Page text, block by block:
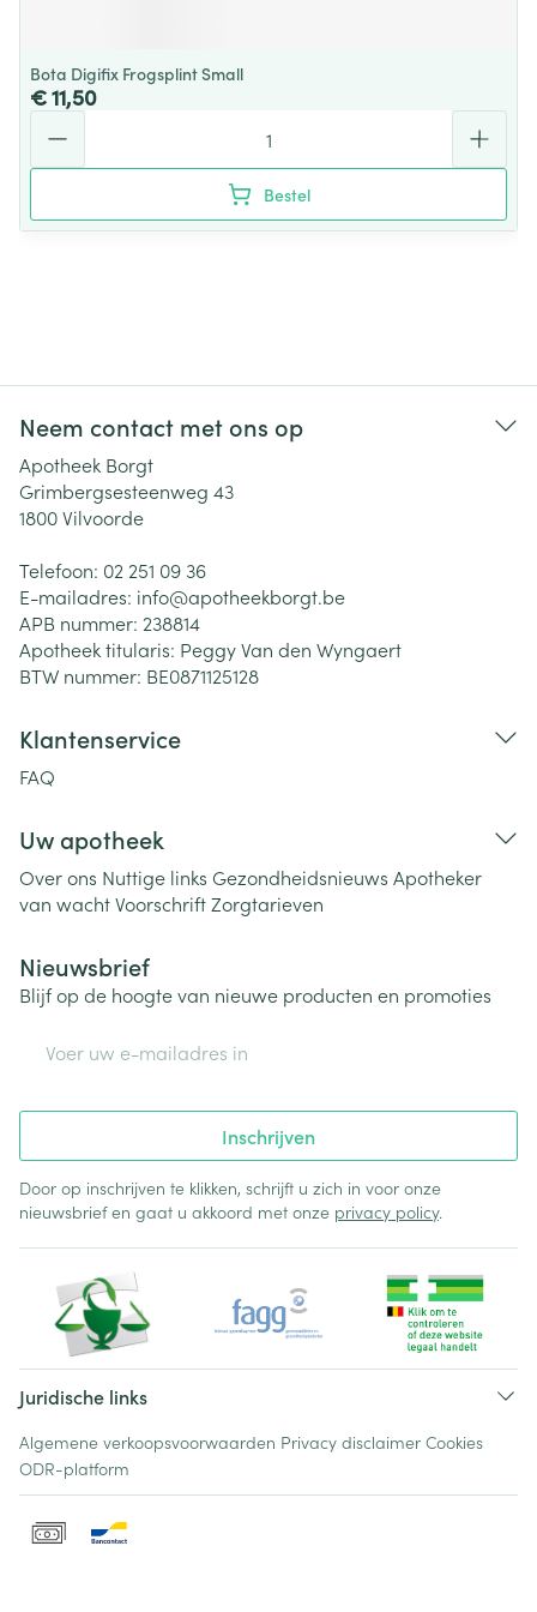
Bota Digifix Frogsplint Small
€ 11,50
Bestel
Neem contact met ons op
Apotheek Borgt
Grimbergsesteenweg 43
1800Vilvoorde
Telefoon: 02 251 09 36
E-mailadres: info@apotheekborgt.be
APB nummer: 238814
Apotheek titularis: Peggy Van den Wyngaert
BTW nummer: BE0871125128
Klantenservice
FAQ
Uw apotheek
Over ons Nuttige links Gezondheidsnieuws Apotheker
van wachtVoorschriftZorgtarieven
Nieuwsbrief
Blijf op de hoogte van nieuwe producten en promoties
Inschrijven
Door op inschrijven te klikken, schrijft u zich in voor onze
nieuwsbrief en gaat u akkoord met onze privacy policy.
Juridische links
Algemene verkoopsvoorwaarden Privacy disclaimer Cookies
ODR-platform